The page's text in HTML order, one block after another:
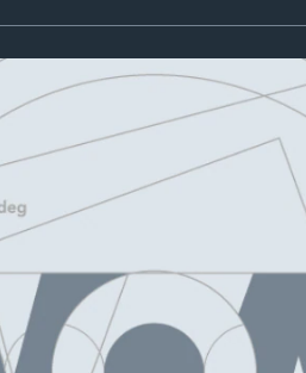
No media source currently